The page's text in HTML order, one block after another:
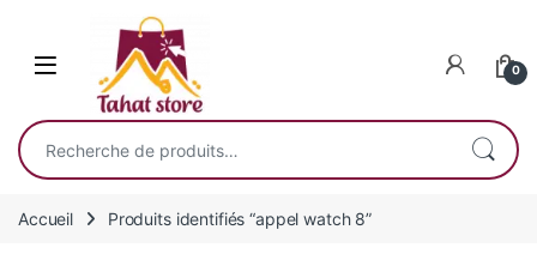
0
Recherche pour :
Accueil Produits identifiés “appel watch 8”